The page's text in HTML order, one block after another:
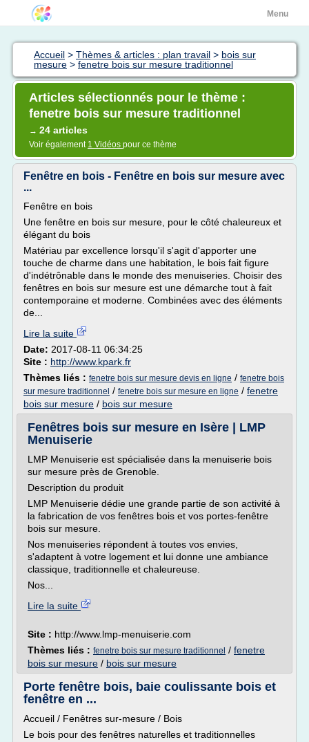
Menu
Accueil > Thèmes & articles : plan travail > bois sur
mesure > fenetre bois sur mesure traditionnel
Articles sélectionnés pour le thème :
fenetre bois sur mesure traditionnel
→ 24 articles
Voir également 1 Vidéos pour ce thème
Fenêtre en bois - Fenêtre en bois sur mesure avec
...
Fenêtre en bois
Une fenêtre en bois sur mesure, pour le côté chaleureux et
élégant du bois
Matériau par excellence lorsqu'il s'agit d'apporter une
touche de charme dans une habitation, le bois fait figure
d'indétrônable dans le monde des menuiseries. Choisir des
fenêtres en bois sur mesure est une démarche tout à fait
contemporaine et moderne. Combinées avec des éléments
de...
Lire la suite
Date: 2017-08-11 06:34:25
Site : http://www.kpark.fr
Thèmes liés : fenetre bois sur mesure devis en ligne / fenetre bois
sur mesure traditionnel / fenetre bois sur mesure en ligne / fenetre
bois sur mesure / bois sur mesure
Fenêtres bois sur mesure en Isère | LMP
Menuiserie
LMP Menuiserie est spécialisée dans la menuiserie bois
sur mesure près de Grenoble.
Description du produit
LMP Menuiserie dédie une grande partie de son activité à
la fabrication de vos fenêtres bois et vos portes-fenêtre
bois sur mesure.
Nos menuiseries répondent à toutes vos envies,
s'adaptent à votre logement et lui donne une ambiance
classique, traditionnelle et chaleureuse.
Nos...
Lire la suite
Site : http://www.lmp-menuiserie.com
Thèmes liés : fenetre bois sur mesure traditionnel / fenetre
bois sur mesure / bois sur mesure
Porte fenêtre bois, baie coulissante bois et
fenêtre en ...
Accueil / Fenêtres sur-mesure / Bois
Le bois pour des fenêtres naturelles et traditionnelles